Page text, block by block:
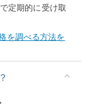
定期的に受け取
を調べる方法を